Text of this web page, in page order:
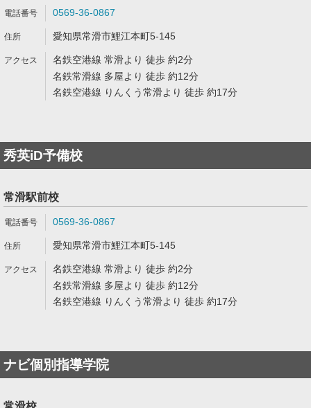
0569-36-0867
愛知県常滑市鯉江本町5-145
名鉄空港線 常滑より 徒歩 約2分
名鉄常滑線 多屋より 徒歩 約12分
名鉄空港線 りんくう常滑より 徒歩 約17分
秀英iD予備校
常滑駅前校
0569-36-0867
愛知県常滑市鯉江本町5-145
名鉄空港線 常滑より 徒歩 約2分
名鉄常滑線 多屋より 徒歩 約12分
名鉄空港線 りんくう常滑より 徒歩 約17分
ナビ個別指導学院